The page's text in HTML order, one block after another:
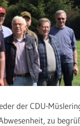
der CDU-
zu